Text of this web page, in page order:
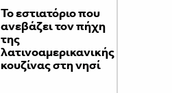
Το εστιατόριο που
ανεβάζει τον πήχη
της
λατινοαμερικανικής
κουζίνας στη νησί